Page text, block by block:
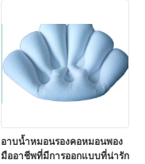
อาบน้ำหมอนรองคอหมอนพอง
มืออาชีพที่มีการออกแบบที่น่ารัก